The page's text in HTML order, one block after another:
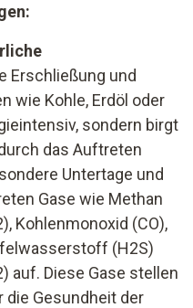
Erschließung und
wie Kohle, Erdöl oder
sondern birgt
das Auftreten
Untertage und
Gase wie Methan
Kohlenmonoxid (CO),
(H2S)
auf. Diese Gase stellen
die Gesundheit der